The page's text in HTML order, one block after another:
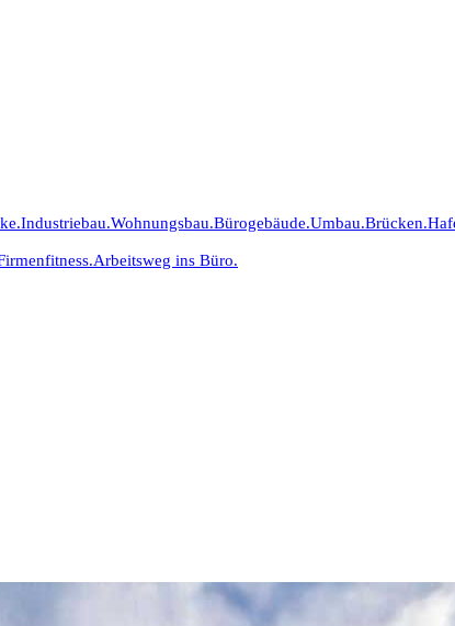
Industriebau.Wohnungsbau.Bürogebäude.Umbau.Brücken.
Arbeitsweg ins Büro.